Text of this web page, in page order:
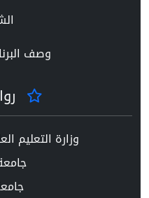
وصف
وزارة التعليم